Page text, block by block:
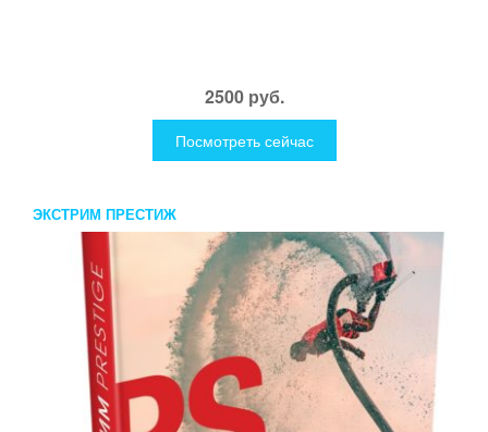
2500 руб.
Посмотреть сейчас
ЭКСТРИМ ПРЕСТИЖ